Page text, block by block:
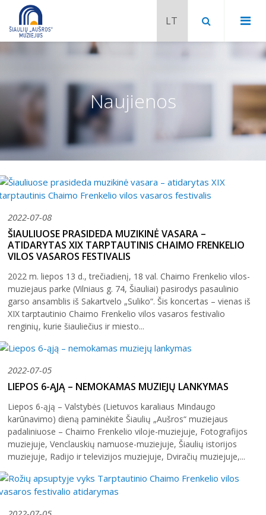
Chaimo Frenkelio vila-muziejus
Venclauskių namai-muziejus
Fotografijos muziejus
Dviračių muziejus
Radijo ir televizijos muziejus
Žaliūkių malūnininko sodyba-muziejus
Šiaulių istorijos muziejaus ekspozicija
Fotografijos muziejaus ekspozicija
Venclauskių namų-muziejaus ekspozicija
Chaimo Frenkelio vilos-muziejaus
Dviračių muziejaus ekspozicija
Šiuo metu veikiančios parodos
Kilnojamos parodos
Virtualiosios parodos
Parodų archyvas
Bilietų kainos
Kainoraštis
Vaikams
Šiaulių m. sav. kultūros krepšelis
Kultūros pasas
Integruotos muziejinės pamokos
PR AN TR KE PE ŠE
3
4 5 6 7 8
10
13 15
17
18
Naujienos
2022-07-08
ŠIAULIUOSE PRASIDEDA MUZIKINĖ VASARA –
ATIDARYTAS XIX TARPTAUTINIS CHAIMO FRENKELIO
VILOS VASAROS FESTIVALIS
2022 m. liepos 13 d., trečiadienį, 18 val. Chaimo Frenkelio vilos-
muziejaus parke (Vilniaus g. 74, Šiauliai) pasirodys pasaulinio
garso ansamblis iš Sakartvelo „Suliko“. Šis koncertas – vienas iš
XIX tarptautinio Chaimo Frenkelio vilos vasaros festivalio
renginių, kurie šiauliečius ir miesto...
2022-07-05
LIEPOS 6-ĄJĄ – NEMOKAMAS MUZIEJŲ LANKYMAS
Liepos 6-ąją – Valstybės (Lietuvos karaliaus Mindaugo
karūnavimo) dieną paminėkite Šiaulių „Aušros“ muziejaus
padaliniuose – Chaimo Frenkelio viloje-muziejuje, Fotografijos
muziejuje, Venclauskių namuose-muziejuje, Šiaulių istorijos
muziejuje, Radijo ir televizijos muziejuje, Dviračių muziejuje,...